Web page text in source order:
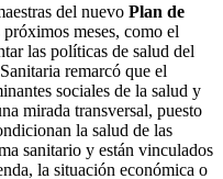
del nuevo Plan de
meses, como el
las políticas de salud del
remarcó que el
sociales de la salud y
mirada transversal, puesto
la salud de las
sanitario y están vinculados
la situación económica o